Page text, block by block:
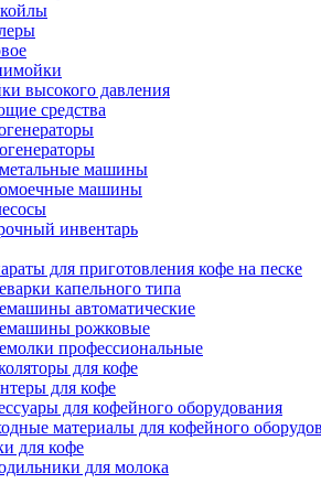
высокого давления
средства
машины
машины
инвентарь
для приготовления кофе на песке
капельного типа
автоматические
рожковые
профессиональные
для кофе
для кофе
для кофейного оборудования
материалы для кофейного
для кофе
для молока